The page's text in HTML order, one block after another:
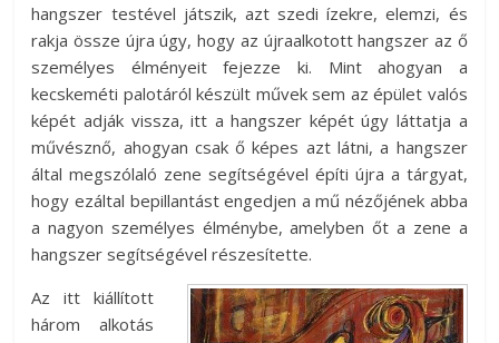
hangszer testével játszik, azt szedi ízekre, elemzi, és
rakja össze újra úgy, hogy az újraalkotott hangszer az ő
személyes élményeit fejezze ki. Mint ahogyan a
kecskeméti palotáról készült művek sem az épület valós
képét adják vissza, itt a hangszer képét úgy láttatja a
művésznő, ahogyan csak ő képes azt látni, a hangszer
által megszólaló zene segítségével építi újra a tárgyat,
hogy ezáltal bepillantást engedjen a mű nézőjének abba
a nagyon személyes élménybe, amelyben őt a zene a
hangszer segítségével részesítette.
Az itt kiállított
három alkotás